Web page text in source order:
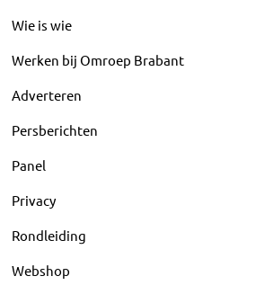
Wie is wie
Werken bij Omroep Brabant
Adverteren
Persberichten
Panel
Privacy
Rondleiding
Webshop